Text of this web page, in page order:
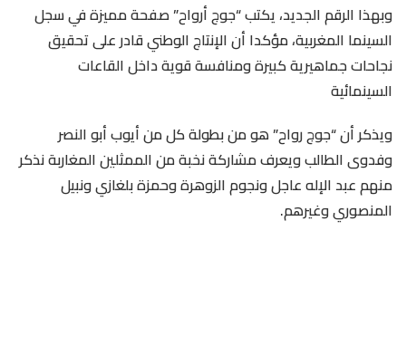
وبهذا الرقم الجديد، يكتب “جوج أرواح” صفحة مميزة في سجل
السينما المغربية، مؤكدا أن الإنتاج الوطني قادر على تحقيق
نجاحات جماهيرية كبيرة ومنافسة قوية داخل القاعات
السينمائية
ويذكر أن “جوج رواح” هو من بطولة كل من أيوب أبو النصر
وفدوى الطالب ويعرف مشاركة نخبة من الممثلين المغاربة نذكر
منهم عبد الإله عاجل ونجوم الزوهرة وحمزة بلغازي ونبيل
المنصوري وغيرهم.